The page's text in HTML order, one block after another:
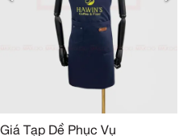
Giá Tạp Dề Phục Vụ